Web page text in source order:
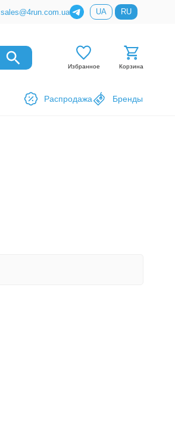
sales@4run.com.ua UA RU
Избранное Корзина
Распродажа Бренды